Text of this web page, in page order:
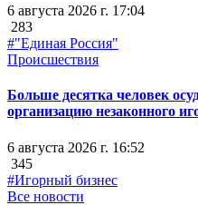
6 августа 2026 г. 17:04
283
#"Единая Россия"
Происшествия
Больше десятка человек
организацию незаконного
6 августа 2026 г. 16:52
345
#Игорный бизнес
Все новости